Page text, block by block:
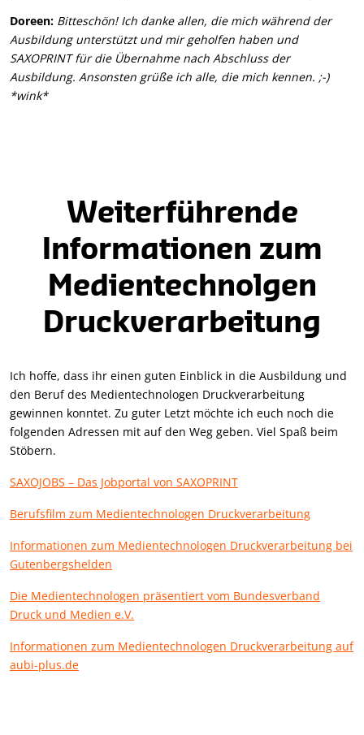
Doreen: Bitteschön! Ich danke allen, die mich während der
Ausbildung unterstützt und mir geholfen haben und
SAXOPRINT für die Übernahme nach Abschluss der
Ausbildung. Ansonsten grüße ich alle, die mich kennen. ;-)
*wink*
Weiterführende
Informationen zum
Medientechnolgen
Druckverarbeitung
Ich hoffe, dass ihr einen guten Einblick in die Ausbildung und
den Beruf des Medientechnologen Druckverarbeitung
gewinnen konntet. Zu guter Letzt möchte ich euch noch die
folgenden Adressen mit auf den Weg geben. Viel Spaß beim
Stöbern.
SAXOJOBS – Das Jobportal von SAXOPRINT
Berufsfilm zum Medientechnologen Druckverarbeitung
Informationen zum Medientechnologen Druckverarbeitung bei
Gutenbergshelden
Die Medientechnologen präsentiert vom Bundesverband
Druck und Medien e.V.
Informationen zum Medientechnologen Druckverarbeitung auf
aubi-plus.de